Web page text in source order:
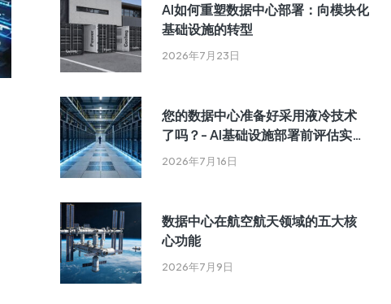
2026年7月23日
AI如何重塑数据中心部署：向模块化
基础设施的转型
2026年7月16日
您的数据中心准备好采用液冷技术
了吗？- AI基础设施部署前评估实用
指南
2026年7月9日
数据中心在航空航天领域的五大核
心功能